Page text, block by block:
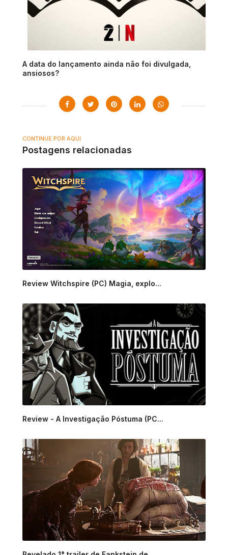
A data do lançamento ainda não foi divulgada,
ansiosos?
CONTINUE POR AQUI
Postagens relacionadas
Review Witchspire (PC) Magia, explo...
Review - A Investigação Póstuma (PC...